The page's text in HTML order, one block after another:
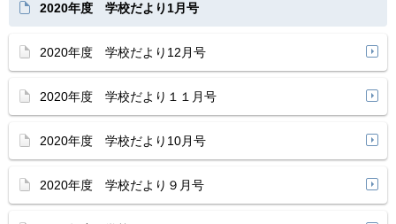
2020年度 学校だより1月号
2020年度 学校だより12月号
2020年度 学校だより１１月号
2020年度 学校だより10月号
2020年度 学校だより９月号